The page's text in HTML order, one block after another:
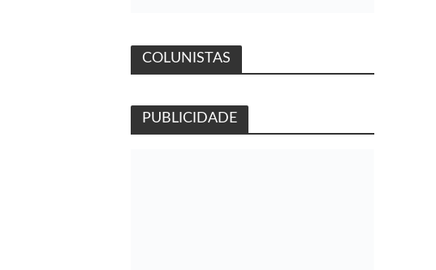
COLUNISTAS
PUBLICIDADE